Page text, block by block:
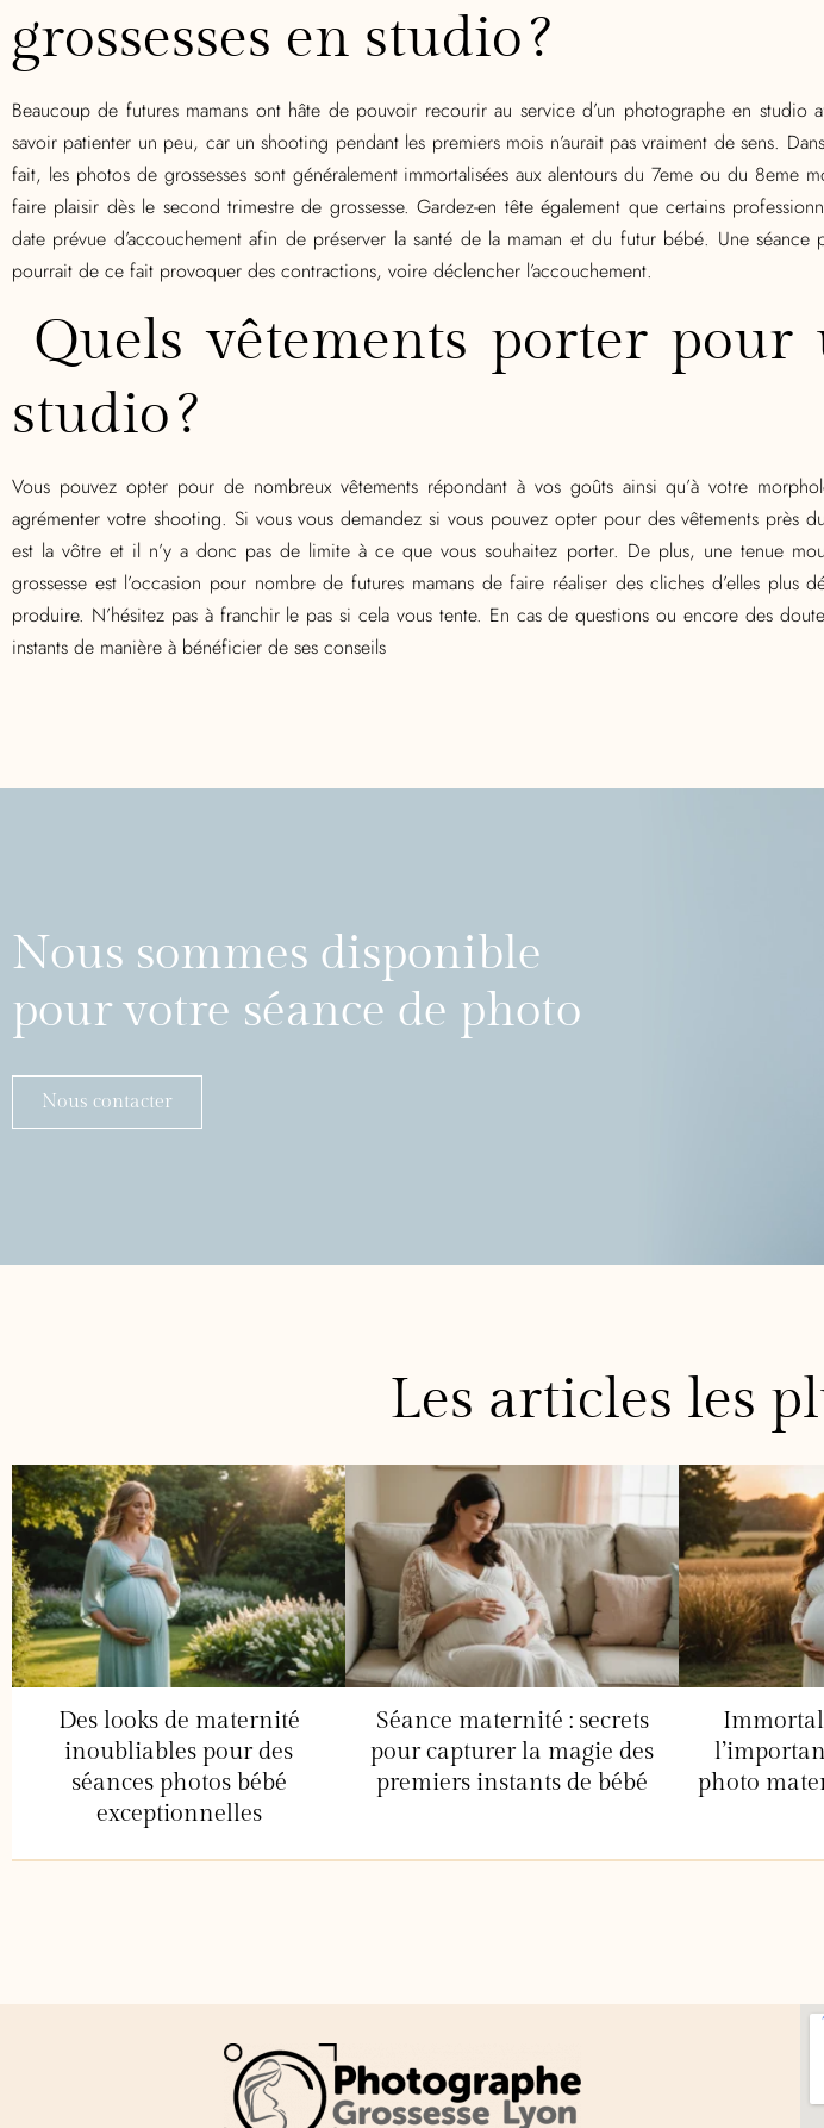
grossesses en studio ?
Beaucoup de futures mamans ont hâte de pouvoir recourir au service d’un photographe en studio
savoir patienter un peu, car un shooting pendant les premiers mois n’aurait pas vraiment de sens.
fait, les photos de grossesses sont généralement immortalisées aux alentours du 7eme ou du 8eme
faire plaisir dès le second trimestre de grossesse. Gardez-en tête également que certains
date prévue d’accouchement afin de préserver la santé de la maman et du futur bébé. Une
pourrait de ce fait provoquer des contractions, voire déclencher l’accouchement.
Quels vêtements porter pour
studio ?
Vous pouvez opter pour de nombreux vêtements répondant à vos goûts ainsi qu’à votre
agrémenter votre shooting. Si vous vous demandez si vous pouvez opter pour des vêtements près
est la vôtre et il n’y a donc pas de limite à ce que vous souhaitez porter. De plus, une tenue
grossesse est l’occasion pour nombre de futures mamans de faire réaliser des cliches d’elles
produire. N’hésitez pas à franchir le pas si cela vous tente. En cas de questions ou encore des
instants de manière à bénéficier de ses conseils
Nous sommes disponible
pour votre séance de photo
Nous contacter
Les articles les
Des looks de maternité
inoubliables pour des
séances photos bébé
exceptionnelles
Séance maternité : secrets
pour capturer la magie des
premiers instants de bébé
photo